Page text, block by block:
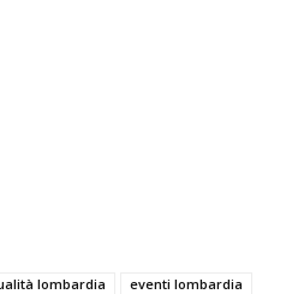
lombardia
eventi lombardia